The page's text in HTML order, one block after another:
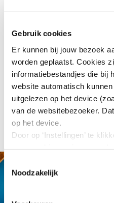
Gebruik cookies
Er kunnen bij jouw bezoek
worden geplaatst. Cookies
informatiebestandjes die bij
website automatisch
uitgelezen op het device
van de websitebezoeker.
op het device.
Door op ‘Instellingen’ te
alle cookies zoals
in deze cookiebanner. Door
Toestemmingsselectie
Noodzakelijk
ondertekenaars van het
divers personeelsbestand
met je, inclusief de
Download:
Inspiratiegids:
D&I in de praktijk